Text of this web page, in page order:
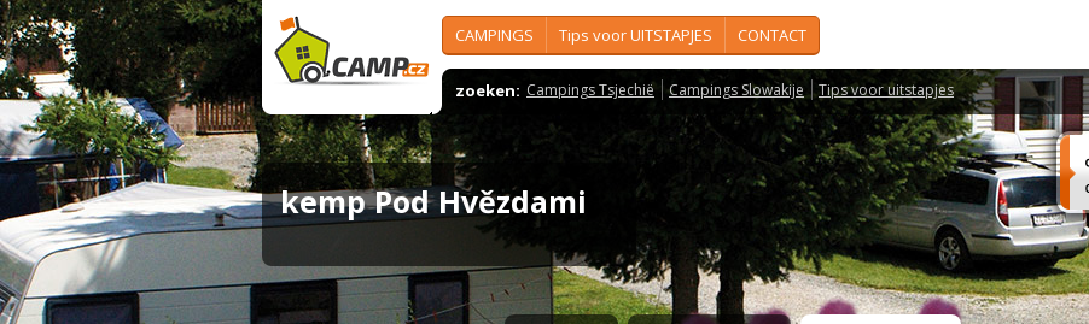
CAMPINGS Tips voor UITSTAPJES CONTACT
zoeken: Campings Tsjechië Campings Slowakije Tips voor uitstapjes
kemp Pod Hvězdami